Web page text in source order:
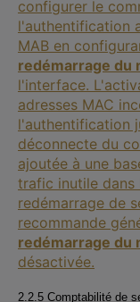
configurer le
l'authentification
MAB en
redémarrage du
l'interface.
adresses MAC
l'authentification
déconnecte du
ajoutée à une
trafic inutile dans
redémarrage de
recommande
redémarrage du
désactivée.
2.2.5 Comptabilité de